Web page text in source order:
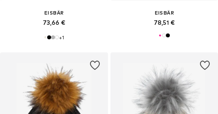
EISBÄR
73,66 €
+1
EISBÄR
78,51 €